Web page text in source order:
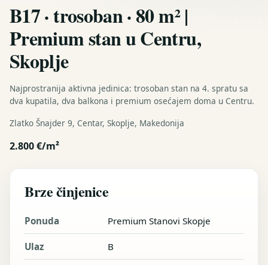
B17 · trosoban · 80 m² |
Premium stan u Centru,
Skoplje
Najprostranija aktivna jedinica: trosoban stan na 4. spratu sa
dva kupatila, dva balkona i premium osećajem doma u Centru.
Zlatko Šnajder 9, Centar, Skoplje, Makedonija
2.800 €/m²
Brze činjenice
Ponuda Premium Stanovi Skopje
Ulaz B